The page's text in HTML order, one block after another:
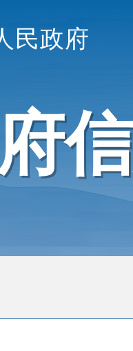
民政府